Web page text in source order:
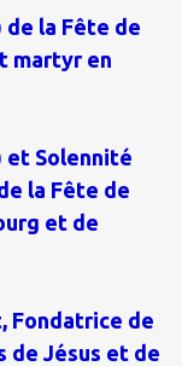
la Fête de
martyr en
et Solennité
la Fête de
et de
Fondatrice de
de Jésus et de